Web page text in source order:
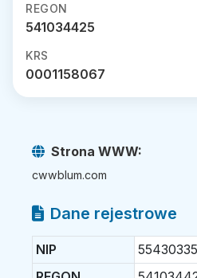
REGON
541034425
KRS
0001158067
Strona WWW:
cwwblum.com
Dane rejestrowe
NIP